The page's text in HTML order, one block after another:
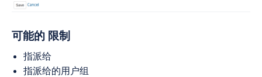
可能的 限制
指派给
指派给的用户组